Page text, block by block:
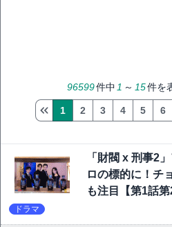
96599件中 1 ～ 15件を
1 2 3 4 5 6
「財閥 x 刑事2
ロの標的に！チ
も注目【第1話第
ドラマ